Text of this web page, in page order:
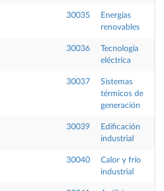
30035
Energías
renovables
30036
Tecnología
eléctrica
30037
Sistemas
térmicos de
generación
30039
Edificación
industrial
30040
Calor y frío
industrial